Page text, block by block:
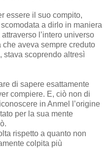
essere il suo compito,
a dirlo in maniera
l’intero universo
aveva sempre creduto
stava scoprendo altresì
di sapere esattamente
compiere. E, ciò non di
in Anmel l’origine
per la sua mente
rispetto a quanto non
colpita più